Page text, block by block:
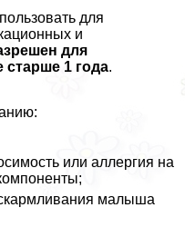
для
и
для
старше 1 года.
или аллергия на
малыша